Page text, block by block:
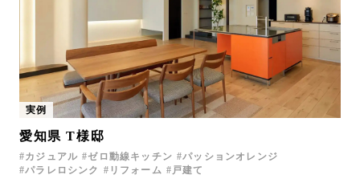
オンライン見積もり ショールームを探す
実例
愛知県 T様邸
カジュアル ゼロ動線キッチン
パッションオレンジ
パラレロシンク
リフォーム 戸建て